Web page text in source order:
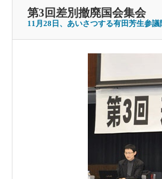
第3回差別撤廃国会集会
11月28日、あいさつする有田芳生参